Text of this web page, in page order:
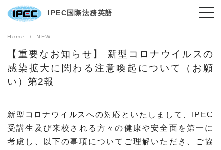
Skip
content
IPEC国際法務英語
Home NEW
【重要なお知らせ】 新型コロナウイルスの
感染拡大に関わる注意喚起について（お願
い）第2報
新型コロナウイルスへの対応といたしまして、IPEC
受講生及び来校される方々の健康や安全面を第一に
考慮し、以下の事項についてご理解いただき、ご協